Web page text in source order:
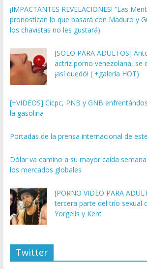
¡IMPACTANTES REVELACIONES! “Las
pronostican lo que pasará con Maduro y
los chavistas no les gustará)
[SOLO PARA ADULTOS]
actriz porno venezolana, se
¡así quedó! ( +galería HOT)
[+VIDEOS] Cicpc, PNB y GNB
la gasolina
Portadas de la prensa internacional de
Dólar va camino a su mayor caída
los mercados globales
[PORNO VIDEO PARA
tercera parte del trío sexual
Yorgelis y Kent
Twitter